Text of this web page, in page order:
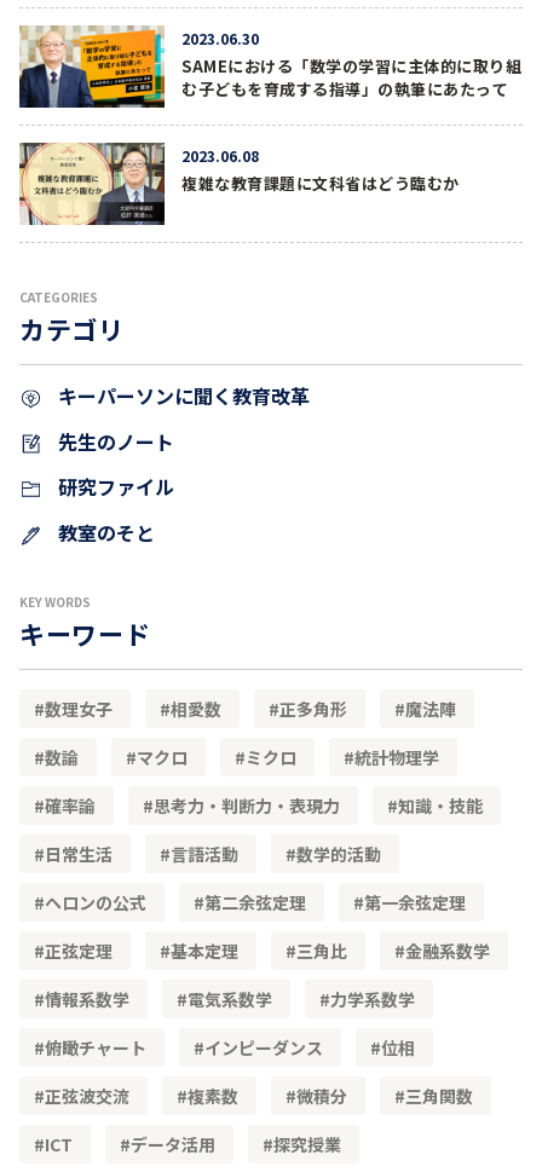
2023.06.30
SAMEにおける「数学の学習に主体的に取り組
む子どもを育成する指導」の執筆にあたって
2023.06.08
複雑な教育課題に文科省はどう臨むか
CATEGORIES
カテゴリ
キーパーソンに聞く教育改革
先生のノート
研究ファイル
教室のそと
KEY WORDS
キーワード
数理女子 相愛数 正多角形
魔法陣
数論
マクロ ミクロ
統計物理学
確率論
思考力・判断力・表現力
知識・技能
日常生活
言語活動
数学的活動
ヘロンの公式
第二余弦定理
第一余弦定理
正弦定理
基本定理 三角比
金融系数学
情報系数学
電気系数学
力学系数学
俯瞰チャート
インピーダンス
位相
正弦波交流
複素数 微積分
三角関数
ICT
データ活用 探究授業